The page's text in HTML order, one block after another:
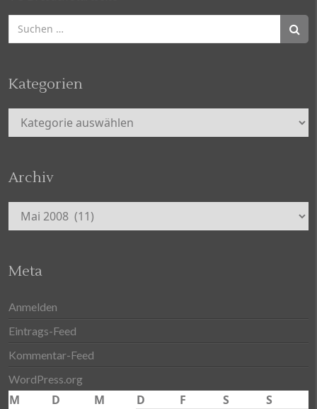
Suchen
nach:
Kategorien
Kategorien
Archiv
Archiv
Meta
Anmelden
Eintrags-Feed
Kommentar-Feed
WordPress.org
M D M D F S
S